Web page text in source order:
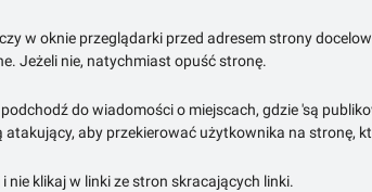
w oknie przeglądarki przed adresem strony
Jeżeli nie, natychmiast opuść stronę.
do wiadomości o miejscach, gdzie 'są
atakujący, aby przekierować użytkownika na stronę,
i nie klikaj w linki ze stron skracających linki.